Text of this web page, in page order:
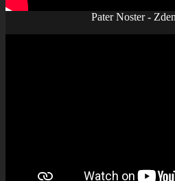
Pater Noster -